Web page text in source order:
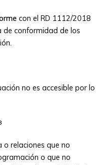
con el RD 1112/2018
de conformidad de los
no es accesible por lo
relaciones que no
o que no